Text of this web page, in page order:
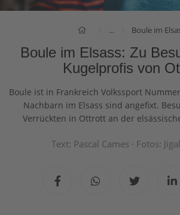
... Boule im
Boule im Elsass: Zu
Kugelprofis von
Boule ist in Frankreich Volkssport
Nachbarn im Elsass sind angefixt.
Verrückten in Ottrott an der
Text: Pascal Cames · Fotos: